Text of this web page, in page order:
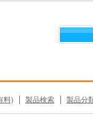
料) 製品検索 製品分